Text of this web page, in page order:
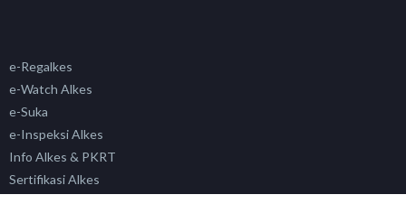
e-Regalkes
e-Watch Alkes
e-Suka
e-Inspeksi Alkes
Info Alkes & PKRT
Sertifikasi Alkes